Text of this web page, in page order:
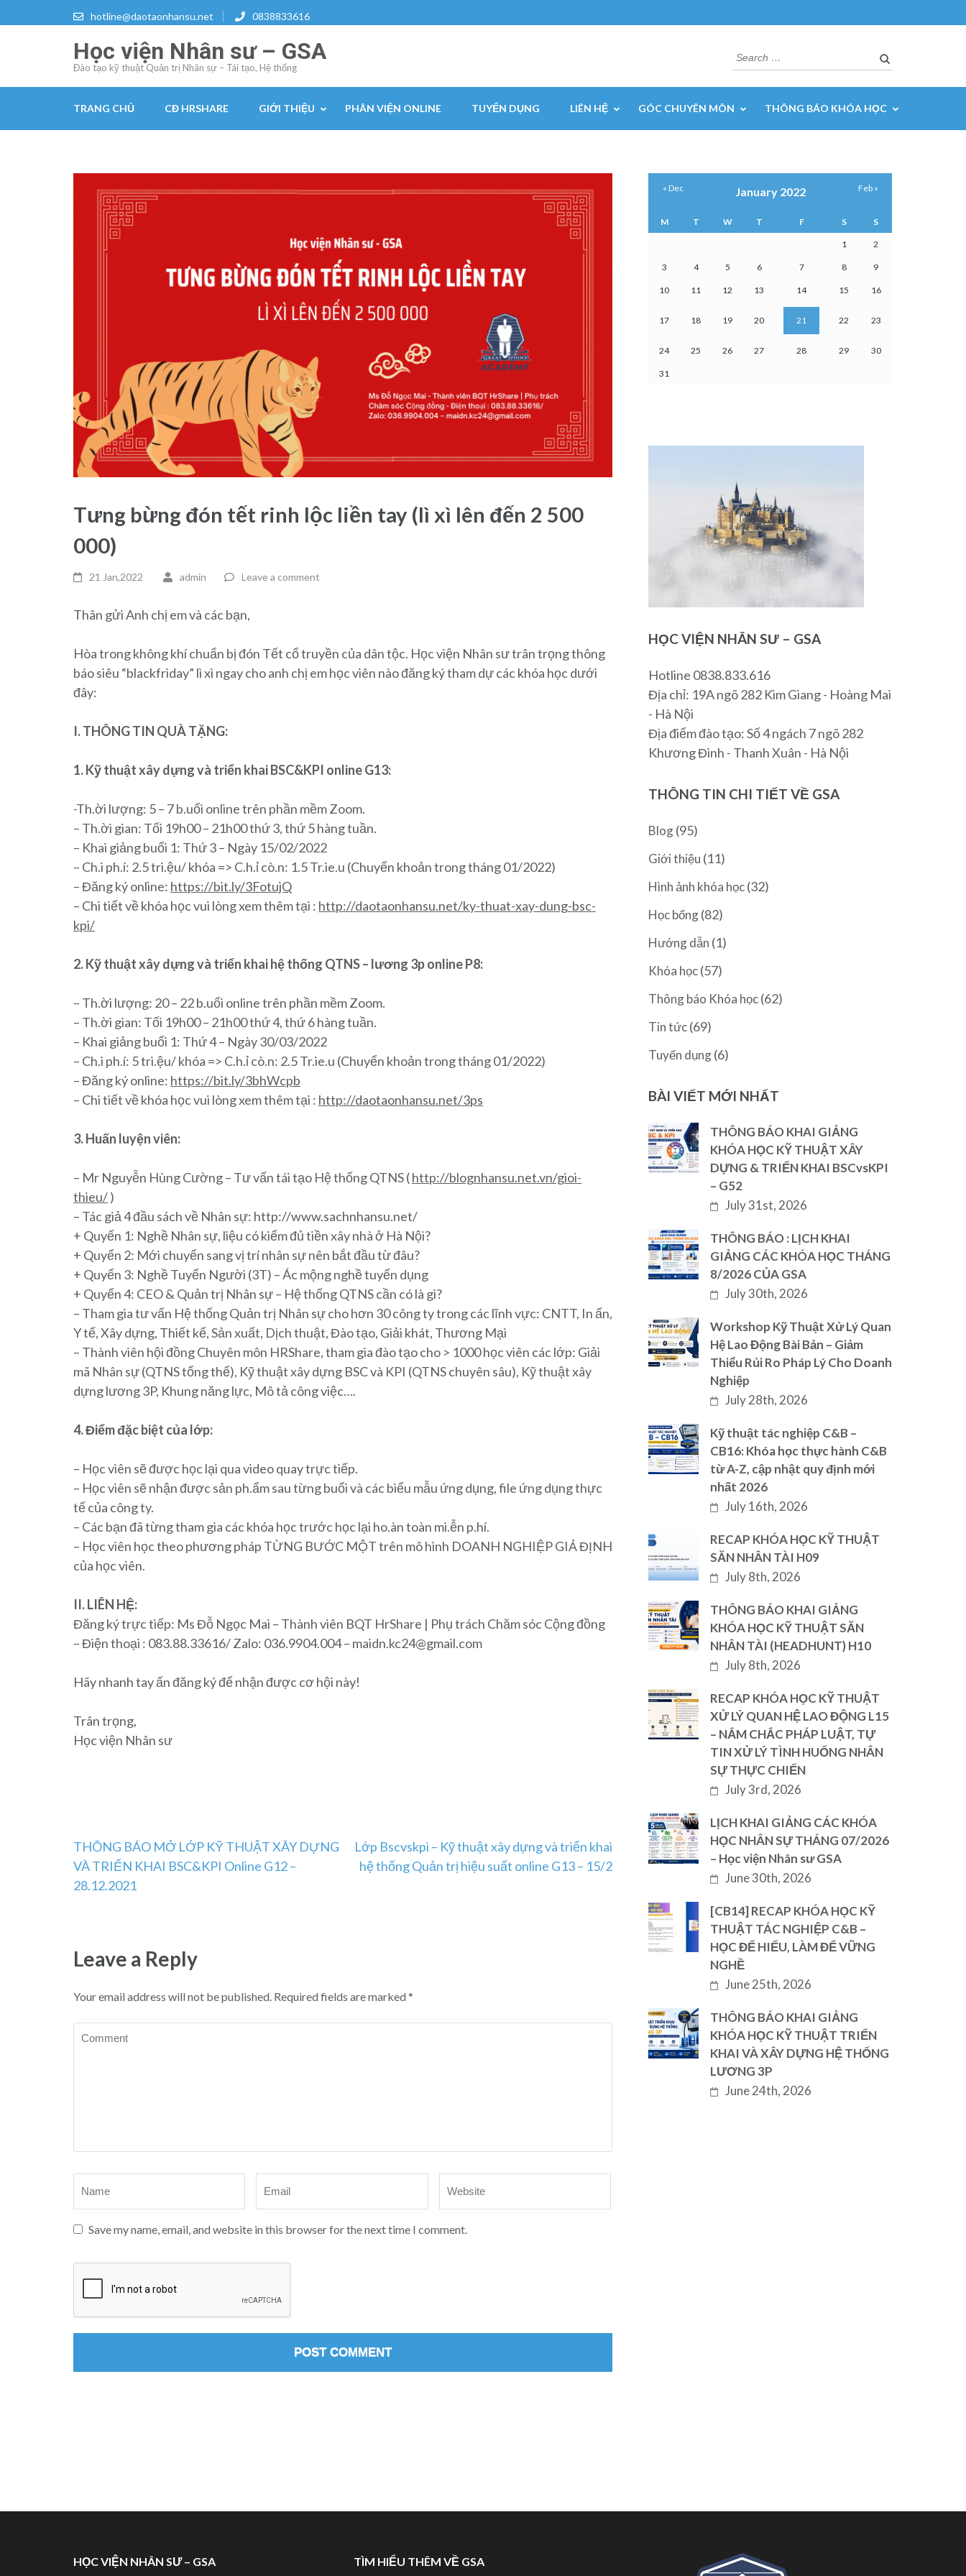
to
Enter)
hotline@daotaonhansu.net 0838833616
Học viện Nhân sư – GSA
Đào tạo kỹ thuật Quản trị Nhân sự – Tái tạo, Hệ thống
Search
for:
TRANG CHỦ CĐ HRSHARE GIỚI THIỆU PHÂN VIỆN ONLINE TUYỂN DỤNG LIÊN HỆ GÓC CHUYÊN MÔN THÔNG BÁO KHÓA HỌC
Tưng bừng đón tết rinh lộc liền tay (lì xì lên đến 2 500
000)
21 Jan,2022 admin Leave a comment
Thân gửi Anh chị em và các bạn,
Hòa trong không khí chuẩn bị đón Tết cổ truyền của dân tộc. Học viện Nhân sư trân trọng thông
báo siêu “blackfriday” lì xì ngay cho anh chị em học viên nào đăng ký tham dự các khóa học dưới
đây:
I. THÔNG TIN QUÀ TẶNG:
1. Kỹ thuật xây dựng và triển khai BSC&KPI online G13:
-Th.ời lượng: 5 – 7 b.uổi online trên phần mềm Zoom.
– Th.ời gian: Tối 19h00 – 21h00 thứ 3, thứ 5 hàng tuần.
– Khai giảng buổi 1: Thứ 3 – Ngày 15/02/2022
– Ch.i ph.í: 2.5 tri.ệu/ khóa => C.h.ỉ cò.n: 1.5 Tr.ie.u (Chuyển khoản trong tháng 01/2022)
– Đăng ký online: https://bit.ly/3FotujQ
– Chi tiết về khóa học vui lòng xem thêm tại : http://daotaonhansu.net/ky-thuat-xay-dung-bsc-
kpi/
2. Kỹ thuật xây dựng và triển khai hệ thống QTNS – lương 3p online P8:
– Th.ời lượng: 20 – 22 b.uổi online trên phần mềm Zoom.
– Th.ời gian: Tối 19h00 – 21h00 thứ 4, thứ 6 hàng tuần.
– Khai giảng buổi 1: Thứ 4 – Ngày 30/03/2022
– Ch.i ph.í: 5 tri.ệu/ khóa => C.h.ỉ cò.n: 2.5 Tr.ie.u (Chuyển khoản trong tháng 01/2022)
– Đăng ký online: https://bit.ly/3bhWcpb
– Chi tiết về khóa học vui lòng xem thêm tại : http://daotaonhansu.net/3ps
3. Huấn luyện viên:
– Mr Nguyễn Hùng Cường – Tư vấn tái tạo Hệ thống QTNS (http://blognhansu.net.vn/gioi-
thieu/)
– Tác giả 4 đầu sách về Nhân sự: http://www.sachnhansu.net/
+ Quyển 1: Nghề Nhân sự, liệu có kiếm đủ tiền xây nhà ở Hà Nội?
+ Quyển 2: Mới chuyển sang vị trí nhân sự nên bắt đầu từ đâu?
+ Quyển 3: Nghề Tuyển Người (3T) – Ác mộng nghề tuyển dụng
+ Quyển 4: CEO & Quản trị Nhân sự – Hệ thống QTNS cần có là gì?
– Tham gia tư vấn Hệ thống Quản trị Nhân sự cho hơn 30 công ty trong các lĩnh vực: CNTT, In ấn,
Y tế, Xây dựng, Thiết kế, Sản xuất, Dịch thuật, Đào tạo, Giải khát, Thương Mại
– Thành viên hội đồng Chuyên môn HRShare, tham gia đào tạo cho > 1000 học viên các lớp: Giải
mã Nhân sự (QTNS tổng thể), Kỹ thuật xây dựng BSC và KPI (QTNS chuyên sâu), Kỹ thuật xây
dựng lương 3P, Khung năng lực, Mô tả công việc….
4. Điểm đặc biệt của lớp:
– Học viên sẽ được học lại qua video quay trực tiếp.
– Học viên sẽ nhận được sản ph.ẩm sau từng buổi và các biểu mẫu ứng dụng, file ứng dụng thực
tế của công ty.
– Các bạn đã từng tham gia các khóa học trước học lại ho.àn toàn mi.ễn p.hí.
– Học viên học theo phương pháp TỪNG BƯỚC MỘT trên mô hình DOANH NGHIỆP GIẢ ĐỊNH
của học viên.
II. LIÊN HỆ:
Đăng ký trực tiếp: Ms Đỗ Ngọc Mai – Thành viên BQT HrShare | Phụ trách Chăm sóc Cộng đồng
– Điện thoại : 083.88.33616/ Zalo: 036.9904.004 – maidn.kc24@gmail.com
Hãy nhanh tay ấn đăng ký để nhận được cơ hội này!
Trân trọng,
Học viện Nhân sư
Post
navigation
THÔNG BÁO MỞ LỚP KỸ THUẬT XÂY DỰNG
VÀ TRIỂN KHAI BSC&KPI Online G12 –
28.12.2021
Lớp Bscvskpi – Kỹ thuật xây dựng và triển khai
hệ thống Quản trị hiệu suất online G13 – 15/2
Leave a Reply
Your email address will not be published. Required fields are marked *
Save my name, email, and website in this browser for the next time I comment.
January 2022
M T W T F S S
1 2
3 4 5 6 7 8 9
10 11 12 13 14 15 16
17 18 19 20 21 22 23
24 25 26 27 28 29 30
31
« Dec Feb »
HỌC VIỆN NHÂN SƯ – GSA
Hotline 0838.833.616
Địa chỉ: 19A ngõ 282 Kim Giang - Hoàng Mai
- Hà Nội
Địa điểm đào tạo: Số 4 ngách 7 ngõ 282
Khương Đình - Thanh Xuân - Hà Nội
THÔNG TIN CHI TIẾT VỀ GSA
Blog(95)
Giới thiệu (11)
Hình ảnh khóa học(32)
Học bổng(82)
Hướng dẫn (1)
Khóa học(57)
Thông báo Khóa học(62)
Tin tức(69)
Tuyển dụng(6)
BÀI VIẾT MỚI NHẤT
THÔNG BÁO KHAI GIẢNG
KHÓA HỌC KỸ THUẬT XÂY
DỰNG & TRIỂN KHAI BSCvsKPI
– G52
July 31st, 2026
THÔNG BÁO : LỊCH KHAI
GIẢNG CÁC KHÓA HỌC THÁNG
8/2026 CỦA GSA
July 30th, 2026
Workshop Kỹ Thuật Xử Lý Quan
Hệ Lao Động Bài Bản – Giảm
Thiểu Rủi Ro Pháp Lý Cho Doanh
Nghiệp
July 28th, 2026
Kỹ thuật tác nghiệp C&B –
CB16: Khóa học thực hành C&B
từ A-Z, cập nhật quy định mới
nhất 2026
July 16th, 2026
RECAP KHÓA HỌC KỸ THUẬT
SĂN NHÂN TÀI H09
July 8th, 2026
THÔNG BÁO KHAI GIẢNG
KHÓA HỌC KỸ THUẬT SĂN
NHÂN TÀI (HEADHUNT) H10
July 8th, 2026
RECAP KHÓA HỌC KỸ THUẬT
XỬ LÝ QUAN HỆ LAO ĐỘNG L15
– NẮM CHẮC PHÁP LUẬT, TỰ
TIN XỬ LÝ TÌNH HUỐNG NHÂN
SỰ THỰC CHIẾN
July 3rd, 2026
LỊCH KHAI GIẢNG CÁC KHÓA
HỌC NHÂN SỰ THÁNG 07/2026
– Học viện Nhân sư GSA
June 30th, 2026
[CB14] RECAP KHÓA HỌC KỸ
THUẬT TÁC NGHIỆP C&B –
HỌC ĐỂ HIỂU, LÀM ĐỂ VỮNG
NGHỀ
June 25th, 2026
THÔNG BÁO KHAI GIẢNG
KHÓA HỌC KỸ THUẬT TRIỂN
KHAI VÀ XÂY DỰNG HỆ THỐNG
LƯƠNG 3P
June 24th, 2026
HỌC VIỆN NHÂN SƯ – GSA TÌM HIỂU THÊM VỀ GSA